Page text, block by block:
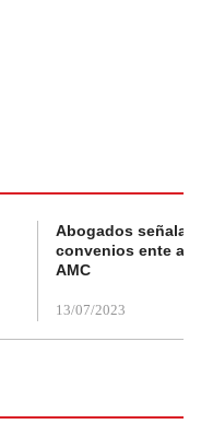
Abogados
convenios ente
AMC
13/07/2023